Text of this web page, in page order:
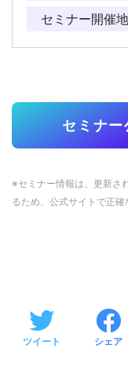
セミナー開催
セミナ
※セミナー情報は、更新さ
るため、公式サイトで正確
ツイート シェア